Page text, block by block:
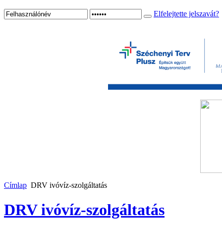
Elfelejtette jelszavát?
Címlap DRV ivóvíz-szolgáltatás
DRV ivóvíz-szolgáltatás